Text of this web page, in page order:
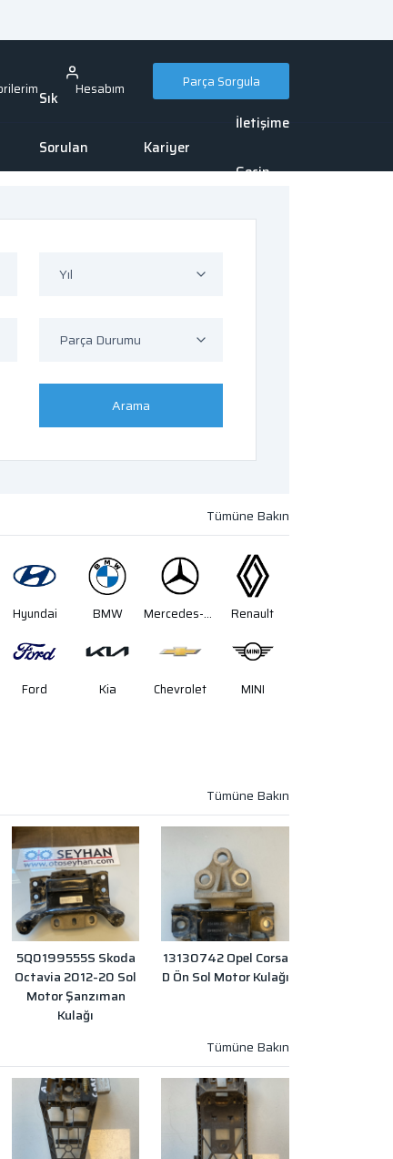
Hesabım Parça Sorgula
Sık
Sorulan Kariyer
İletişime
Geçin
Yıl
Parça Durumu
Arama
Hyundai BMW Mercedes-Benz Renault
Ford Kia Chevrolet MINI
5Q0199555S Skoda
Octavia 2012-20 Sol
Motor Şanzıman
Kulağı
13130742 Opel Corsa
D Ön Sol Motor Kulağı